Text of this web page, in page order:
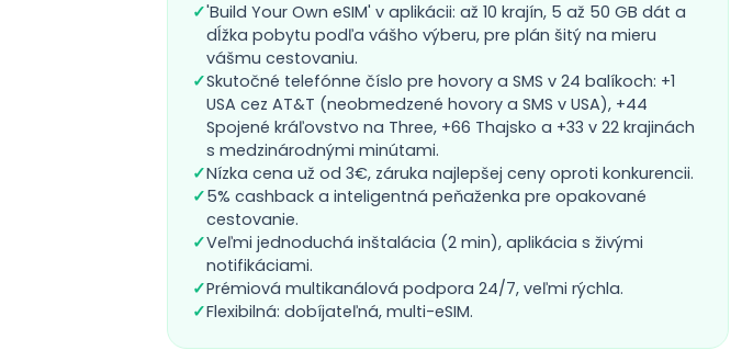
✓'Build Your Own eSIM' v aplikácii: až 10 krajín, 5 až 50 GB dát a
dĺžka pobytu podľa vášho výberu, pre plán šitý na mieru
vášmu cestovaniu.
✓Skutočné telefónne číslo pre hovory a SMS v 24 balíkoch: +1
USA cez AT&T (neobmedzené hovory a SMS v USA), +44
Spojené kráľovstvo na Three, +66 Thajsko a +33 v 22 krajinách
s medzinárodnými minútami.
✓Nízka cena už od 3€, záruka najlepšej ceny oproti konkurencii.
✓5% cashback a inteligentná peňaženka pre opakované
cestovanie.
✓Veľmi jednoduchá inštalácia (2 min), aplikácia s živými
notifikáciami.
✓Prémiová multikanálová podpora 24/7, veľmi rýchla.
✓Flexibilná: dobíjateľná, multi-eSIM.